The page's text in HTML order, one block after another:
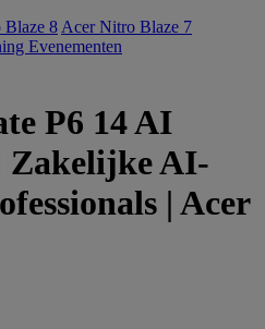
Blaze 8 Acer Nitro Blaze 7
Evenementen
P6 14 AI
Zakelijke AI-
| Acer